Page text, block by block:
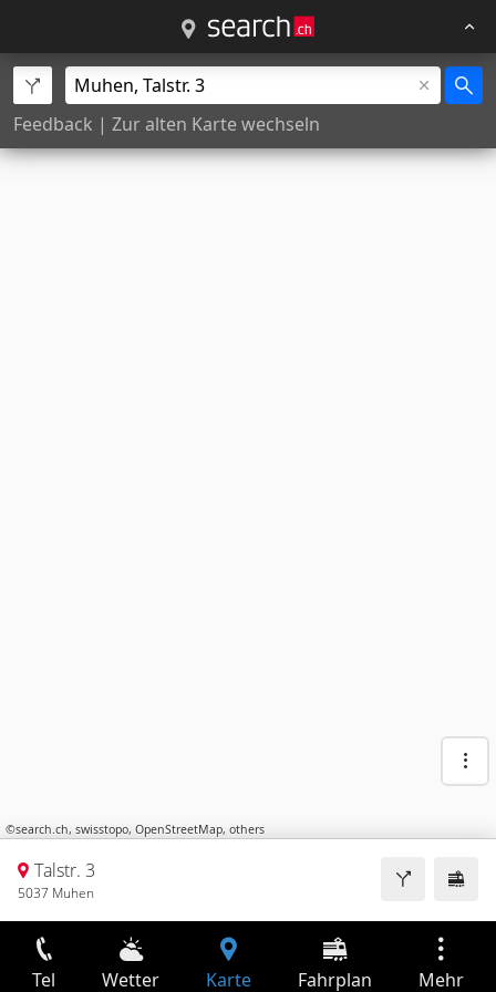
Feedback | Zur alten Karte wechseln
©search.ch, swisstopo, OpenStreetMap, others
Talstr. 3
5037 Muhen
Tel Wetter Karte Fahrplan Mehr